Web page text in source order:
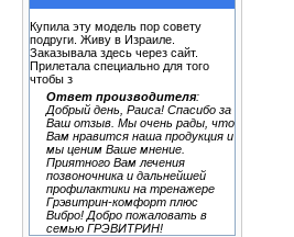
Купила эту модель пор совету
подруги. Живу в Израиле.
Заказывала здесь через сайт.
Прилетала специально для того
чтобы з
Ответ производителя:
Добрый день, Раиса! Спасибо за
Ваш отзыв. Мы очень рады, что
Вам нравится наша продукция и
мы ценим Ваше мнение.
Приятного Вам лечения
позвоночника и дальнейшей
профилактики на тренажере
Грэвитрин-комфорт плюс
Вибро! Добро пожаловать в
семью ГРЭВИТРИН!